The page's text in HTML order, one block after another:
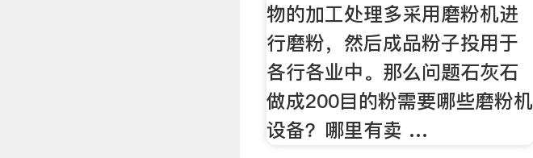
物的加工处理多采用磨粉机进
行磨粉，然后成品粉子投用于
各行各业中。那么问题石灰石
做成200目的粉需要哪些磨粉机
设备？哪里有卖 …